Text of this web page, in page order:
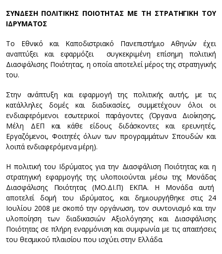
ΣΥΝΔΕΣΗ ΠΟΛΙΤΙΚΗΣ ΠΟΙΟΤΗΤΑΣ ΜΕ ΤΗ ΣΤΡΑΤΗΓΙΚΗ ΤΟΥ
ΙΔΡΥΜΑΤΟΣ
Το Εθνικό και Καποδιστριακό Πανεπιστήμιο Αθηνών έχει
αναπτύξει και εφαρμόζει συγκεκριμένη επίσημη πολιτική
Διασφάλισης Ποιότητας, η οποία αποτελεί μέρος της στρατηγικής
του.
Στην ανάπτυξη και εφαρμογή της πολιτικής αυτής, με τις
κατάλληλες δομές και διαδικασίες, συμμετέχουν όλοι οι
ενδιαφερόμενοι εσωτερικοί παράγοντες (Όργανα Διοίκησης,
Μέλη ΔΕΠ και κάθε είδους διδάσκοντες και ερευνητές,
Εργαζόμενοι, Φοιτητές όλων των προγραμμάτων Σπουδών και
λοιπά ενδιαφερόμενα μέρη).
Η πολιτική του Ιδρύματος για την Διασφάλιση Ποιότητας και η
στρατηγική εφαρμογής της υλοποιούνται μέσω της Μονάδας
Διασφάλισης Ποιότητας (ΜΟ.ΔΙ.Π) ΕΚΠΑ. Η Μονάδα αυτή
αποτελεί δομή του ιδρύματος, και δημιουργήθηκε στις 24
Ιουλίου 2008 με σκοπό την οργάνωση, τον συντονισμό και την
υλοποίηση των διαδικασιών Αξιολόγησης και Διασφάλισης
Ποιότητας σε πλήρη εναρμόνιση και συμφωνία με τις απαιτήσεις
του θεσμικού πλαισίου που ισχύει στην Ελλάδα.